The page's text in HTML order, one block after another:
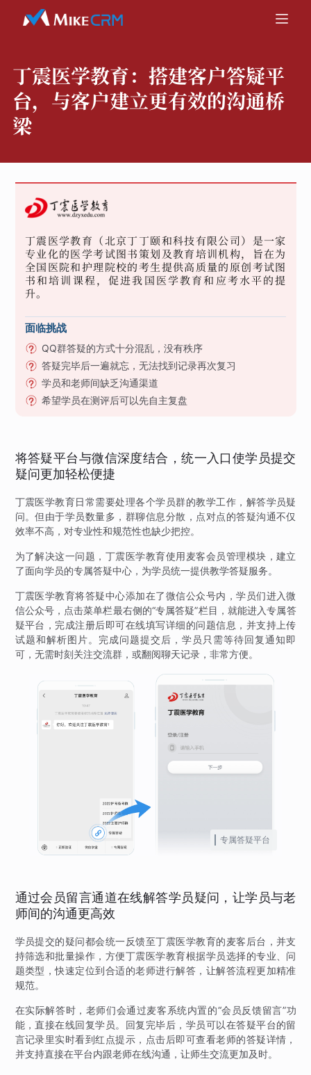
丁震医学教育： 搭建客户答疑平
台，与客户建立更有效的沟通桥
梁
丁震医学教育（北京丁丁颐和科技有限公司）是一家
专业化的医学考试图书策划及教育培训机构，旨在为
全国医院和护理院校的考生提供高质量的原创考试图
书和培训课程，促进我国医学教育和应考水平的提
升。
面临挑战
QQ群答疑的方式十分混乱，没有秩序
答疑完毕后一遍就忘，无法找到记录再次复习
学员和老师间缺乏沟通渠道
希望学员在测评后可以先自主复盘
将答疑平台与微信深度结合，统一入口使学员提交
疑问更加轻松便捷
丁震医学教育日常需要处理各个学员群的教学工作，解答学员疑
问。但由于学员数量多，群聊信息分散，点对点的答疑沟通不仅
效率不高，对专业性和规范性也缺少把控。
为了解决这一问题，丁震医学教育使用麦客会员管理模块，建立
了面向学员的专属答疑中心，为学员统一提供教学答疑服务。
丁震医学教育将答疑中心添加在了微信公众号内，学员们进入微
信公众号，点击菜单栏最右侧的“专属答疑”栏目，就能进入专属答
疑平台，完成注册后即可在线填写详细的问题信息，并支持上传
试题和解析图片。完成问题提交后，学员只需等待回复通知即
可，无需时刻关注交流群，或翻阅聊天记录，非常方便。
专属答疑平台
通过会员留言通道在线解答学员疑问，让学员与老
师间的沟通更高效
学员提交的疑问都会统一反馈至丁震医学教育的麦客后台，并支
持筛选和批量操作，方便丁震医学教育根据学员选择的专业、问
题类型，快速定位到合适的老师进行解答，让解答流程更加精准
规范。
在实际解答时，老师们会通过麦客系统内置的“会员反馈留言”功
能，直接在线回复学员。回复完毕后，学员可以在答疑平台的留
言记录里实时看到红点提示，点击后即可查看老师的答疑详情，
并支持直接在平台内跟老师在线沟通，让师生交流更加及时。